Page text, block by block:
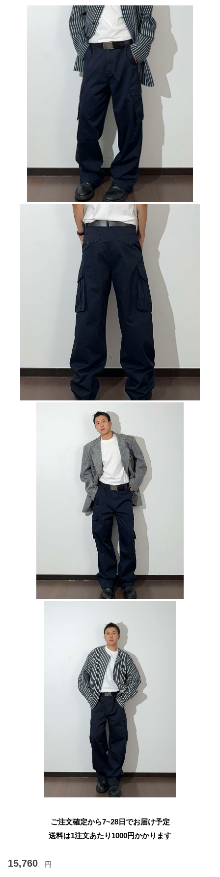
ご注文確定から7~28日でお届け予定
送料は1注文あたり 1000円かかります
15,760 円